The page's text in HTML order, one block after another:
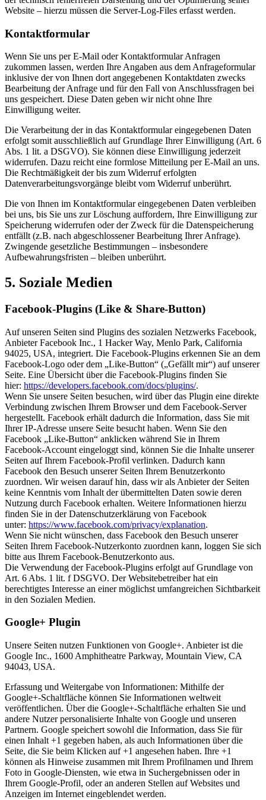
Website – hierzu müssen die Server-Log-Files erfasst werden.
Kontaktformular
Wenn Sie uns per E-Mail oder Kontaktformular Anfragen
zukommen lassen, werden Ihre Angaben aus dem Anfrageformular
inklusive der von Ihnen dort angegebenen Kontaktdaten zwecks
Bearbeitung der Anfrage und für den Fall von Anschlussfragen bei
uns gespeichert. Diese Daten geben wir nicht ohne Ihre
Einwilligung weiter.
Die Verarbeitung der in das Kontaktformular eingegebenen Daten
erfolgt somit ausschließlich auf Grundlage Ihrer Einwilligung (Art. 6
Abs. 1 lit. a DSGVO). Sie können diese Einwilligung jederzeit
widerrufen. Dazu reicht eine formlose Mitteilung per E-Mail an uns.
Die Rechtmäßigkeit der bis zum Widerruf erfolgten
Datenverarbeitungsvorgänge bleibt vom Widerruf unberührt.
Die von Ihnen im Kontaktformular eingegebenen Daten verbleiben
bei uns, bis Sie uns zur Löschung auffordern, Ihre Einwilligung zur
Speicherung widerrufen oder der Zweck für die Datenspeicherung
entfällt (z.B. nach abgeschlossener Bearbeitung Ihrer Anfrage).
Zwingende gesetzliche Bestimmungen – insbesondere
Aufbewahrungsfristen – bleiben unberührt.
5. Soziale Medien
Facebook-Plugins (Like & Share-Button)
Auf unseren Seiten sind Plugins des sozialen Netzwerks Facebook,
Anbieter Facebook Inc., 1 Hacker Way, Menlo Park, California
94025, USA, integriert. Die Facebook-Plugins erkennen Sie an dem
Facebook-Logo oder dem „Like-Button“ („Gefällt mir“) auf unserer
Seite. Eine Übersicht über die Facebook-Plugins finden Sie
hier: https://developers.facebook.com/docs/plugins/.
Wenn Sie unsere Seiten besuchen, wird über das Plugin eine direkte
Verbindung zwischen Ihrem Browser und dem Facebook-Server
hergestellt. Facebook erhält dadurch die Information, dass Sie mit
Ihrer IP-Adresse unsere Seite besucht haben. Wenn Sie den
Facebook „Like-Button“ anklicken während Sie in Ihrem
Facebook-Account eingeloggt sind, können Sie die Inhalte unserer
Seiten auf Ihrem Facebook-Profil verlinken. Dadurch kann
Facebook den Besuch unserer Seiten Ihrem Benutzerkonto
zuordnen. Wir weisen darauf hin, dass wir als Anbieter der Seiten
keine Kenntnis vom Inhalt der übermittelten Daten sowie deren
Nutzung durch Facebook erhalten. Weitere Informationen hierzu
finden Sie in der Datenschutzerklärung von Facebook
unter: https://www.facebook.com/privacy/explanation.
Wenn Sie nicht wünschen, dass Facebook den Besuch unserer
Seiten Ihrem Facebook-Nutzerkonto zuordnen kann, loggen Sie sich
bitte aus Ihrem Facebook-Benutzerkonto aus.
Die Verwendung der Facebook-Plugins erfolgt auf Grundlage von
Art. 6 Abs. 1 lit. f DSGVO. Der Websitebetreiber hat ein
berechtigtes Interesse an einer möglichst umfangreichen Sichtbarkeit
in den Sozialen Medien.
Google+ Plugin
Unsere Seiten nutzen Funktionen von Google+. Anbieter ist die
Google Inc., 1600 Amphitheatre Parkway, Mountain View, CA
94043, USA.
Erfassung und Weitergabe von Informationen: Mithilfe der
Google+-Schaltfläche können Sie Informationen weltweit
veröffentlichen. Über die Google+-Schaltfläche erhalten Sie und
andere Nutzer personalisierte Inhalte von Google und unseren
Partnern. Google speichert sowohl die Information, dass Sie für
einen Inhalt +1 gegeben haben, als auch Informationen über die
Seite, die Sie beim Klicken auf +1 angesehen haben. Ihre +1
können als Hinweise zusammen mit Ihrem Profilnamen und Ihrem
Foto in Google-Diensten, wie etwa in Suchergebnissen oder in
Ihrem Google-Profil, oder an anderen Stellen auf Websites und
Anzeigen im Internet eingeblendet werden.